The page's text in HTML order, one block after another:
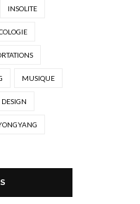
INSOLITE
MUSIQUE
DESIGN